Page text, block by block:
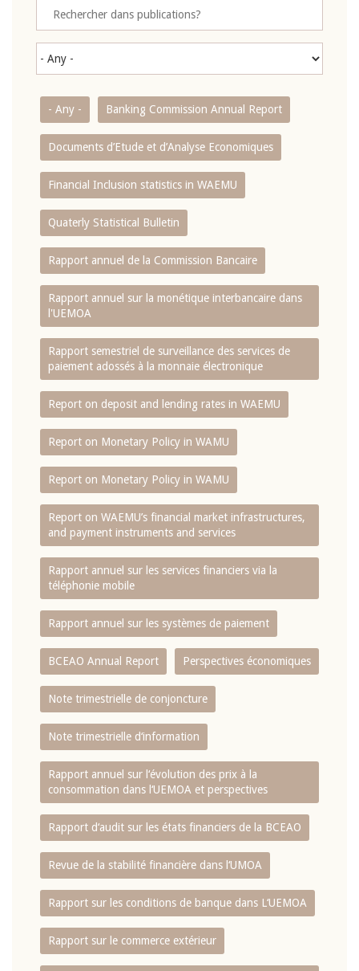
- Any - Banking Commission Annual Report
Documents d’Etude et d’Analyse Economiques
Financial Inclusion statistics in WAEMU
Quaterly Statistical Bulletin
Rapport annuel de la Commission Bancaire
Rapport annuel sur la monétique interbancaire dans
l'UEMOA
Rapport semestriel de surveillance des services de
paiement adossés à la monnaie électronique
Report on deposit and lending rates in WAEMU
Report on Monetary Policy in WAMU
Report on Monetary Policy in WAMU
Report on WAEMU’s financial market infrastructures,
and payment instruments and services
Rapport annuel sur les services financiers via la
téléphonie mobile
Rapport annuel sur les systèmes de paiement
BCEAO Annual Report Perspectives économiques
Note trimestrielle de conjoncture
Note trimestrielle d‘information
Rapport annuel sur l‘évolution des prix à la
consommation dans l‘UEMOA et perspectives
Rapport d‘audit sur les états financiers de la BCEAO
Revue de la stabilité financière dans l‘UMOA
Rapport sur les conditions de banque dans L‘UEMOA
Rapport sur le commerce extérieur